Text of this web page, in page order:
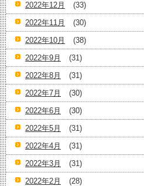
2022年12月
(33)
2022年11月
(30)
2022年10月
(38)
2022年9月
(31)
2022年8月
(31)
2022年7月
(30)
2022年6月
(30)
2022年5月
(31)
2022年4月
(31)
2022年3月
(31)
2022年2月
(28)